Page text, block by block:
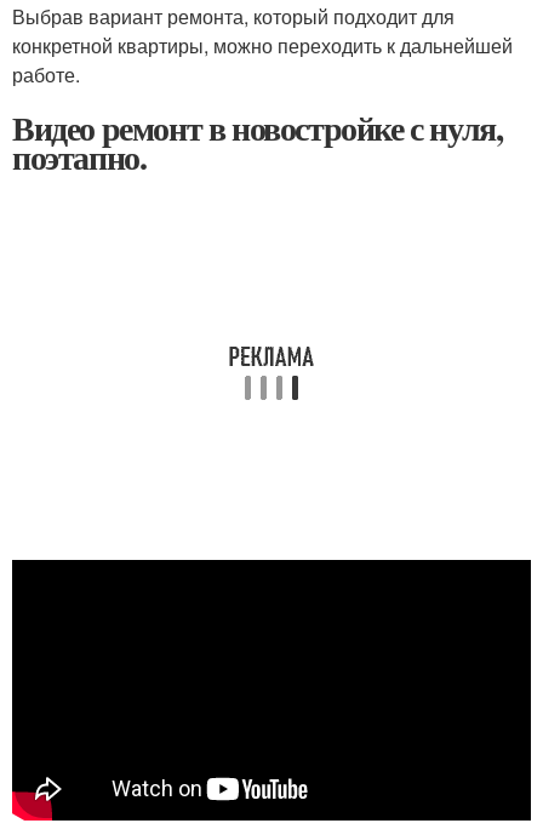
Выбрав вариант ремонта, который подходит для
конкретной квартиры, можно переходить к дальнейшей
работе.
Видео ремонт в новостройке с нуля,
поэтапно.